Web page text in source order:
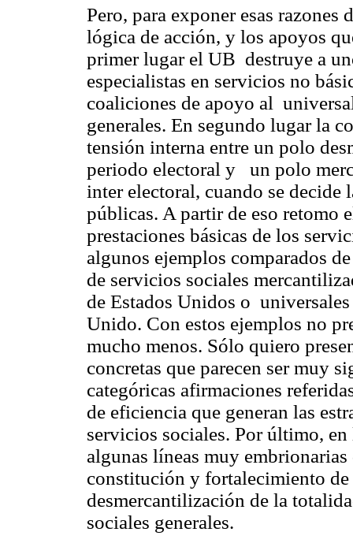
Pero, para exponer esas razones
lógica de acción, y los apoyos
primer lugar el UB destruye a
especialistas en servicios no
coaliciones de apoyo al
generales. En segundo lugar la
tensión interna entre un polo
periodo electoral y un polo
inter electoral, cuando se
públicas. A partir de eso retomo
prestaciones básicas de los
algunos ejemplos comparados
de servicios sociales
de Estados Unidos o
Unido. Con estos ejemplos no
mucho menos. Sólo quiero
concretas que parecen ser muy
categóricas afirmaciones
de eficiencia que generan las
servicios sociales. Por último,
algunas líneas muy
constitución y fortalecimiento
desmercantilización de la
sociales generales.